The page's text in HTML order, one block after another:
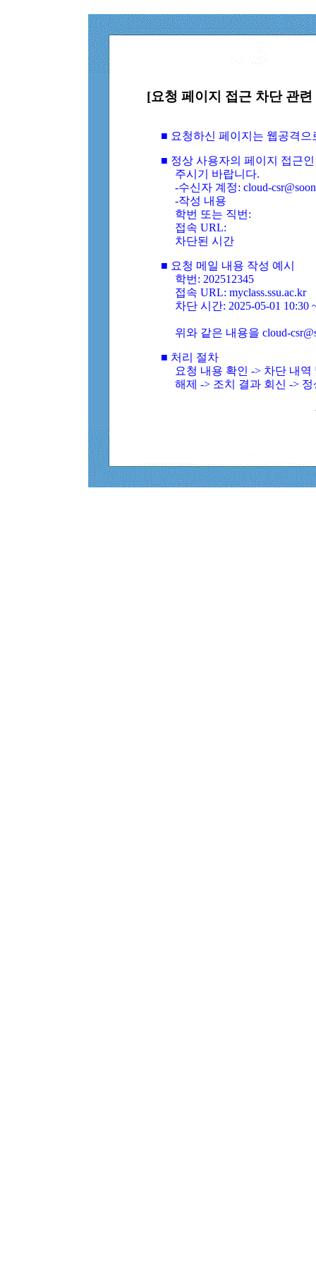
[요청 페이지 접근 차단 관
■ 요청하신 페이지는 웹공격
■ 정상 사용자의 페이지 접근
주시기 바랍니다.
-수신자 계정: cloud-
-작성 내용
학번 또는 직번:
접속 URL:
차단된 시간
■ 요청 메일 내용 작성 예시
학번: 202512345
접속 URL: myclass.ssu.ac.kr
차단 시간: 2025-05-01 10:30
위와 같은 내용을 cloud-
■ 처리 절차
요청 내용 확인 -> 차단 내
해제 -> 조치 결과 회신 ->